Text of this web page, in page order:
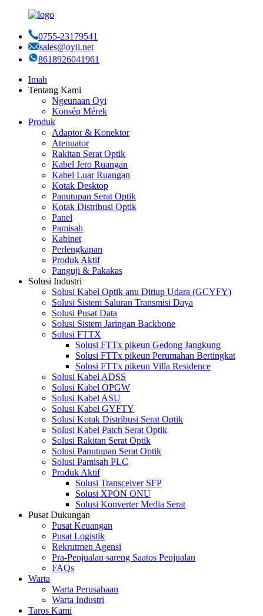
0755-23179541
sales@oyii.net
8618926041961
Imah
Tentang Kami
Ngeunaan Oyi
Konsép Mérek
Produk
Adaptor & Konektor
Atenuator
Rakitan Serat Optik
Kabel Jero Ruangan
Kabel Luar Ruangan
Kotak Desktop
Panutupan Serat Optik
Kotak Distribusi Optik
Panel
Pamisah
Kabinet
Perlengkapan
Produk Aktif
Panguji & Pakakas
Solusi Industri
Solusi Kabel Optik anu Ditiup Udara (GCYFY)
Solusi Sistem Saluran Transmisi Daya
Solusi Pusat Data
Solusi Sistem Jaringan Backbone
Solusi FTTX
Solusi FTTx pikeun Gedong Jangkung
Solusi FTTx pikeun Perumahan Bertingkat
Solusi FTTx pikeun Villa Residence
Solusi Kabel ADSS
Solusi Kabel OPGW
Solusi Kabel ASU
Solusi Kabel GYFTY
Solusi Kotak Distribusi Serat Optik
Solusi Kabel Patch Serat Optik
Solusi Rakitan Serat Optik
Solusi Panutupan Serat Optik
Solusi Pamisah PLC
Produk Aktif
Solusi Transceiver SFP
Solusi XPON ONU
Solusi Konverter Media Serat
Pusat Dukungan
Pusat Keuangan
Pusat Logistik
Rekrutmen Agensi
Pra-Penjualan sareng Saatos Penjualan
FAQs
Warta
Warta Perusahaan
Warta Industri
Taros Kami